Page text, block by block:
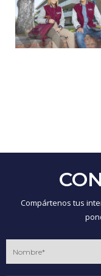
Compártenos tus